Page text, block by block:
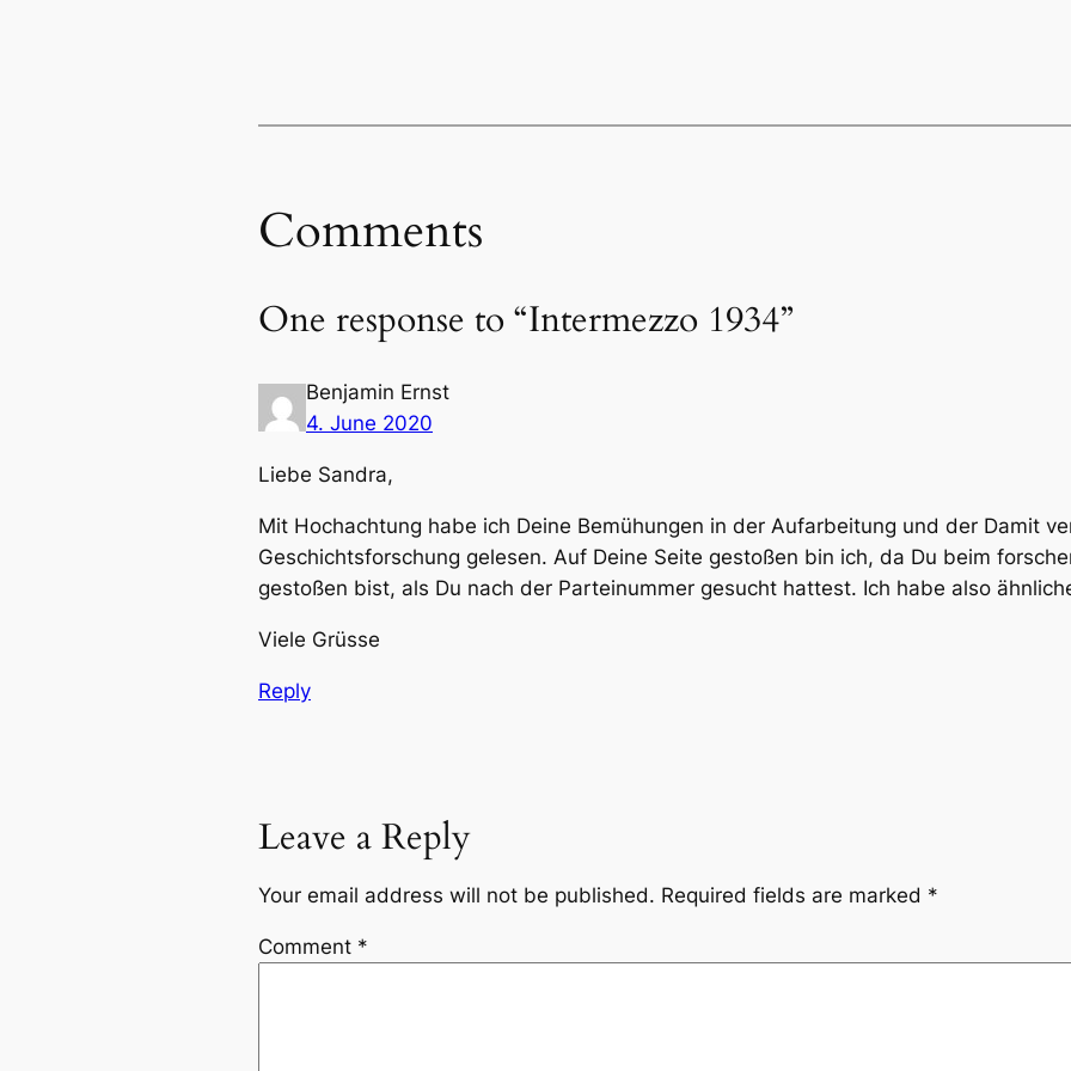
Comments
One response to “Intermezzo 1934”
Benjamin Ernst
4. June 2020
Liebe Sandra,
Mit Hochachtung habe ich Deine Bemühungen in der Aufarbeitung und der Damit
Geschichtsforschung gelesen. Auf Deine Seite gestoßen bin ich, da Du beim
gestoßen bist, als Du nach der Parteinummer gesucht hattest. Ich habe also
Viele Grüsse
Reply
Leave a Reply
Your email address will not be published. Required fields are marked *
Comment *